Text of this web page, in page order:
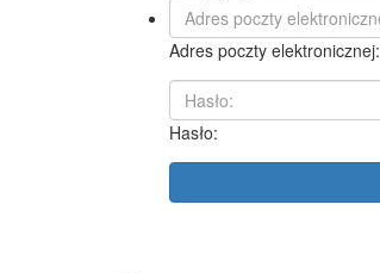
Adres poczty elektronicznej:
Hasło: